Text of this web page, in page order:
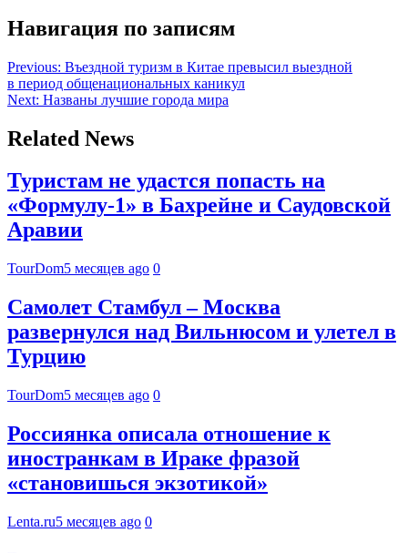
Навигация по записям
Previous: Въездной туризм в Китае превысил выездной
в период общенациональных каникул
Next: Названы лучшие города мира
Related News
Туристам не удастся попасть на
«Формулу-1» в Бахрейне и Саудовской
Аравии
TourDom5 месяцев ago 0
Самолет Стамбул – Москва
развернулся над Вильнюсом и улетел в
Турцию
TourDom5 месяцев ago 0
Россиянка описала отношение к
иностранкам в Ираке фразой
«становишься экзотикой»
Lenta.ru5 месяцев ago 0